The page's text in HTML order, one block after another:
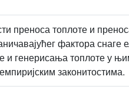
преноса топлоте и
фактора
и генерисања топлоте у
законитостима.